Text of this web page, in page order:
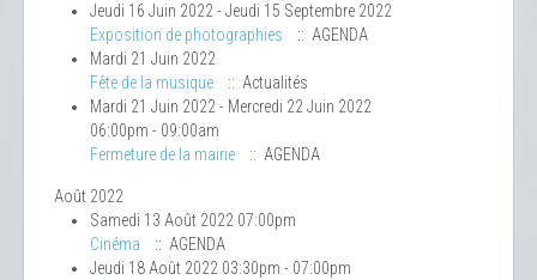
Jeudi 16 Juin 2022 - Jeudi 15 Septembre 2022
Exposition de photographies
:: AGENDA
Mardi 21 Juin 2022
Fête de la musique
:: Actualités
Mardi 21 Juin 2022 - Mercredi 22 Juin 2022
06:00pm - 09:00am
Fermeture de la mairie
:: AGENDA
Août 2022
Samedi 13 Août 2022 07:00pm
Cinéma
:: AGENDA
Jeudi 18 Août 2022 03:30pm - 07:00pm